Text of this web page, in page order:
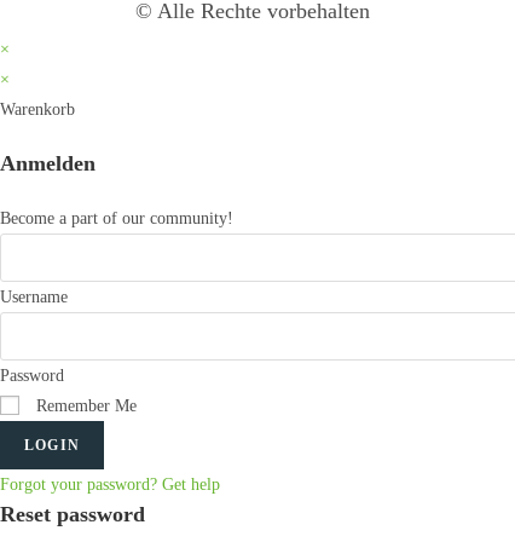
© Alle Rechte vorbehalten
×
×
Warenkorb
Anmelden
Become a part of our community!
Username
Password
Remember Me
LOGIN
Forgot your password? Get help
Reset password